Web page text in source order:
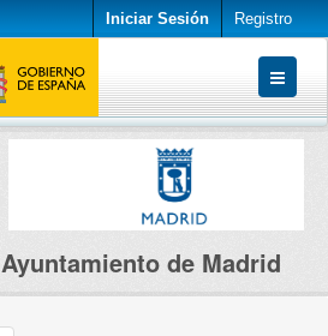
Iniciar Sesión Registro
Ayuntamiento de Madrid